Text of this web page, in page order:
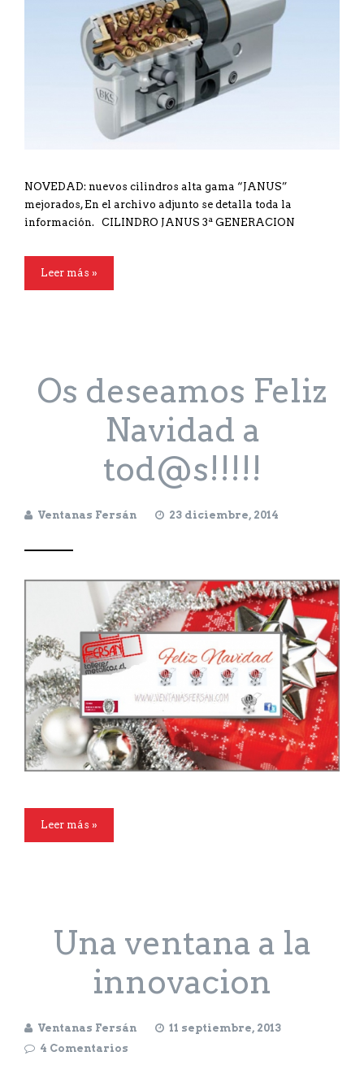
NOVEDAD: nuevos cilindros alta gama “JANUS”
mejorados, En el archivo adjunto se detalla toda la
información. CILINDRO JANUS 3ª GENERACION
Leer más »
Os deseamos Feliz
Navidad a
tod@s!!!!!
Ventanas Fersán 23 diciembre, 2014
Leer más »
Una ventana a la
innovacion
Ventanas Fersán
11 septiembre, 2013
4 Comentarios